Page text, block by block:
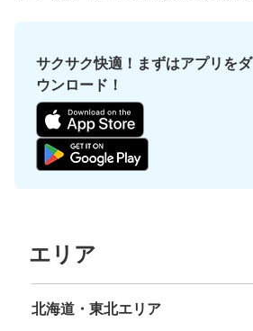
サクサク快適！まずはアプリをダ
ウンロード！
エリア
北海道・東北エリア